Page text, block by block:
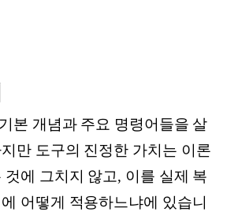
본 개념과 주요 명령어들을 살
만 도구의 진정한 가치는 이론
것에 그치지 않고, 이를 실제 복
어떻게 적용하느냐에 있습니